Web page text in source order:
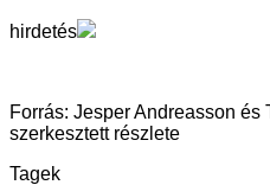
hirdetés
Forrás: Jesper Andreasson
szerkesztett részlete
Tagek